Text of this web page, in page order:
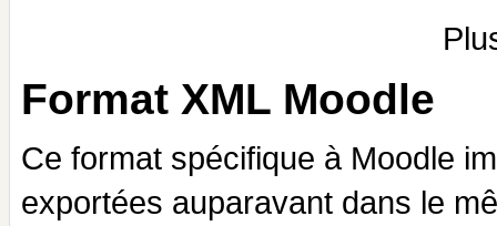
Format XML Moodle
Ce format spécifique à Moodle
exportées auparavant dans le